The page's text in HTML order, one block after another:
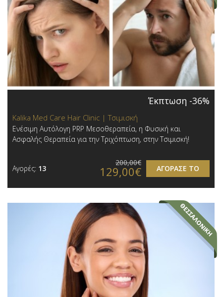
Έκπτωση -36%
Kalika Med Care Hair Clinic | Τσιμισκή
Ενέσιμη Αυτόλογη PRP Μεσοθεραπεία, η Φυσική και
Ασφαλής Θεραπεία για την Τριχόπτωση, στην Τσιμισκή!
Αγορές: 13 ΑΓΟΡΑΣΕ ΤΟ
200,00€
129,00€